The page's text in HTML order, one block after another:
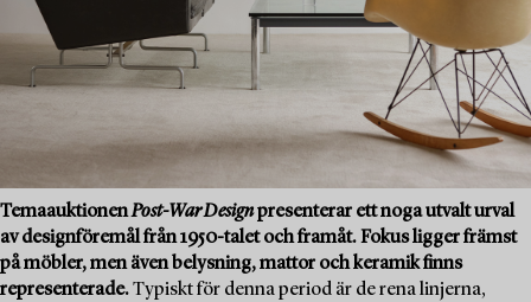
TemaauktionenPost-War Designpresenterar ett noga utvalt urval
av designföremål från 1950-talet och framåt. Fokus ligger främst
på möbler, men även belysning, mattor och keramik finns
representerade.Typiskt för denna period är de rena linjerna,